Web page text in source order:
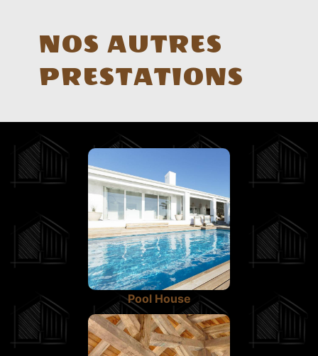
NOS AUTRES
PRESTATIONS
Pool House